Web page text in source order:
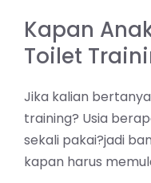
Kapan
Toilet
Jika kalian
training? Usia
sekali pakai?jadi
kapan harus